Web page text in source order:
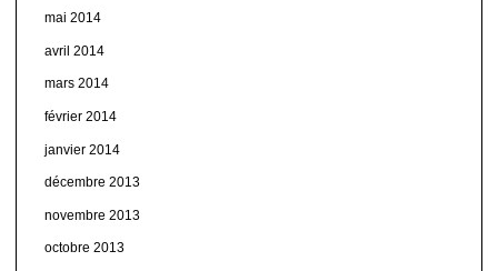
mai 2014
avril 2014
mars 2014
février 2014
janvier 2014
décembre 2013
novembre 2013
octobre 2013